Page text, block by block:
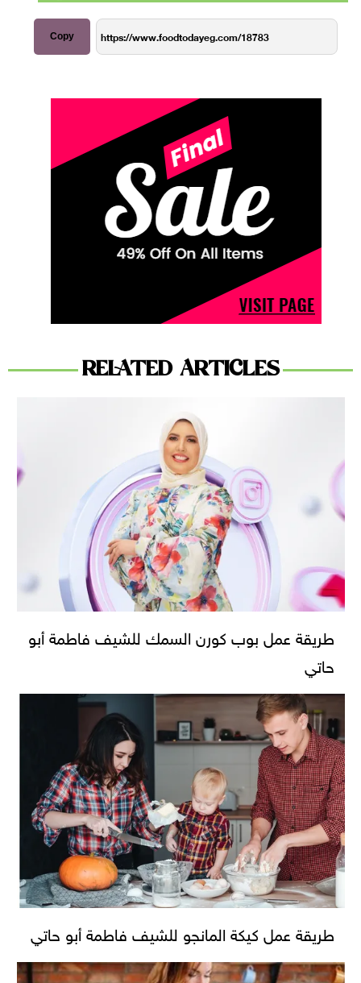
Copy
RELATED ARTICLES
طريقة عمل بوب كورن السمك للشيف فاطمة أبو
حاتي
طريقة عمل كيكة المانجو للشيف فاطمة أبو حاتي